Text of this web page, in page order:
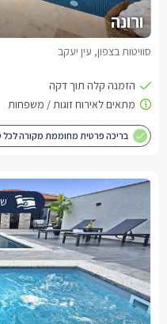
ורונה
סוויטות בצפון, עין יעקב
בריכה פרטית מחוממת מקורה לכל